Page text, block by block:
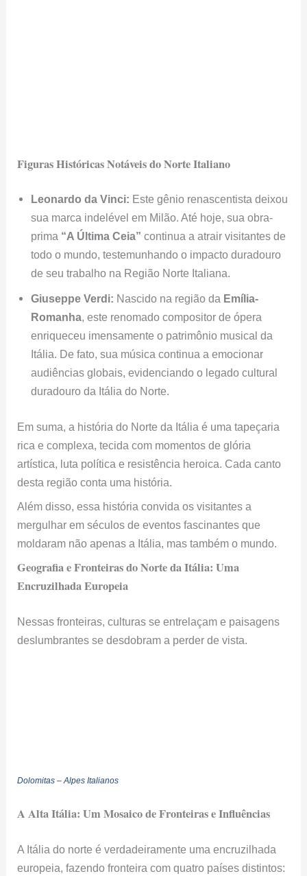
Figuras Históricas Notáveis do Norte Italiano
Leonardo da Vinci: Este gênio renascentista deixou
sua marca indelével em Milão. Até hoje, sua obra-
prima “A Última Ceia” continua a atrair visitantes de
todo o mundo, testemunhando o impacto duradouro
de seu trabalho na Região Norte Italiana.
Giuseppe Verdi: Nascido na região da Emília-
Romanha, este renomado compositor de ópera
enriqueceu imensamente o patrimônio musical da
Itália. De fato, sua música continua a emocionar
audiências globais, evidenciando o legado cultural
duradouro da Itália do Norte.
Em suma, a história do Norte da Itália é uma tapeçaria
rica e complexa, tecida com momentos de glória
artística, luta política e resistência heroica. Cada canto
desta região conta uma história.
Além disso, essa história convida os visitantes a
mergulhar em séculos de eventos fascinantes que
moldaram não apenas a Itália, mas também o mundo.
Geografia e Fronteiras do Norte da Itália: Uma
Encruzilhada Europeia
Nessas fronteiras, culturas se entrelaçam e paisagens
deslumbrantes se desdobram a perder de vista.
Dolomitas – Alpes Italianos
A Alta Itália: Um Mosaico de Fronteiras e Influências
A Itália do norte é verdadeiramente uma encruzilhada
europeia, fazendo fronteira com quatro países distintos: